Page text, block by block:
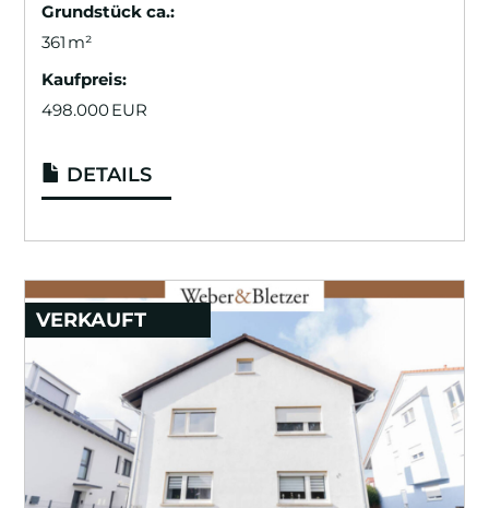
Grund­stück ca.:
361 m²
Kaufpreis:
498.000 EUR
DETAILS
VERKAUFT